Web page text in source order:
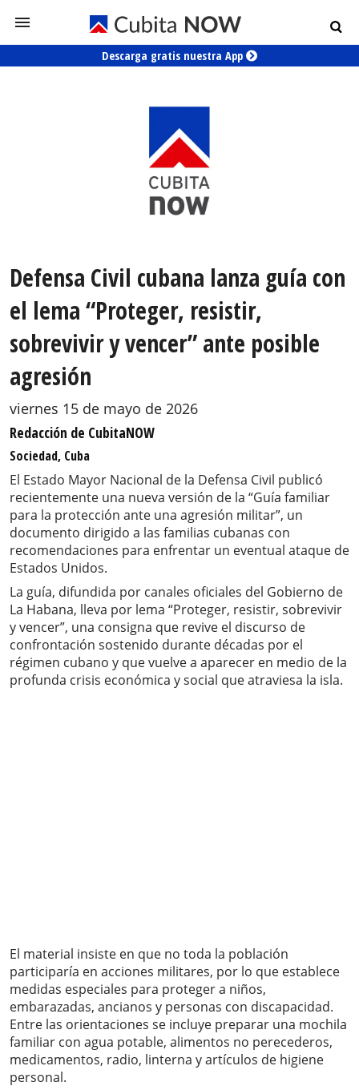
Descarga gratis nuestra App
Defensa Civil cubana lanza guía con
el lema “Proteger, resistir,
sobrevivir y vencer” ante posible
agresión
viernes 15 de mayo de 2026
Redacción de CubitaNOW
Sociedad, Cuba
El Estado Mayor Nacional de la Defensa Civil publicó
recientemente una nueva versión de la “Guía familiar
para la protección ante una agresión militar”, un
documento dirigido a las familias cubanas con
recomendaciones para enfrentar un eventual ataque de
Estados Unidos.
La guía, difundida por canales oficiales del Gobierno de
La Habana, lleva por lema “Proteger, resistir, sobrevivir
y vencer”, una consigna que revive el discurso de
confrontación sostenido durante décadas por el
régimen cubano y que vuelve a aparecer en medio de la
profunda crisis económica y social que atraviesa la isla.
El material insiste en que no toda la población
participaría en acciones militares, por lo que establece
medidas especiales para proteger a niños,
embarazadas, ancianos y personas con discapacidad.
Entre las orientaciones se incluye preparar una mochila
familiar con agua potable, alimentos no perecederos,
medicamentos, radio, linterna y artículos de higiene
personal.